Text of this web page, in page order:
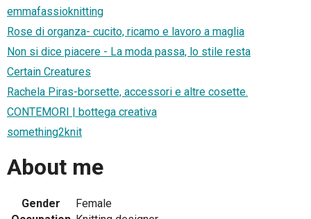
emmafassioknitting
Rose di organza- cucito, ricamo e lavoro a maglia
Non si dice piacere - La moda passa, lo stile resta
Certain Creatures
Rachela Piras-borsette, accessori e altre cosette.
CONTEMORI | bottega creativa
something2knit
About me
Gender
Female